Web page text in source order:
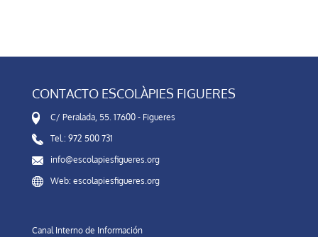
CONTACTO ESCOLÀPIES FIGUERES
C/ Peralada, 55. 17600 - Figueres
Tel.: 972 500 731
info@escolapiesfigueres.org
Web: escolapiesfigueres.org
Canal Interno de Información